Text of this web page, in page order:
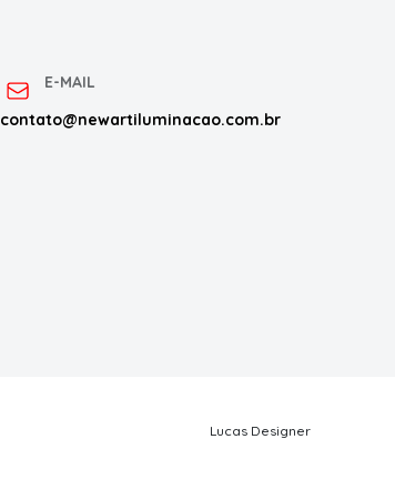
E-MAIL
contato@newartiluminacao.com.br
Lucas Designer